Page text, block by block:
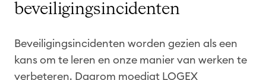
beveiligingsincidenten
Beveiligingsincidenten worden gezien als een
kans om te leren en onze manier van werken te
verbeteren. Daarom moedigt LOGEX